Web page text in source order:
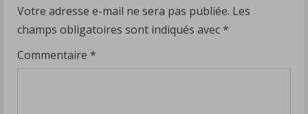
Votre adresse e-mail ne sera pas publiée. Les
champs obligatoires sont indiqués avec *
Commentaire *